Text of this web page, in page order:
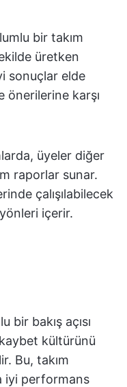
bir takım
üretken
sonuçlar elde
karşı
üyeler diğer
raporlar sunar.
çalışılabilecek
içerir.
bir bakış açısı
kültürünü
Bu, takım
iyi performans